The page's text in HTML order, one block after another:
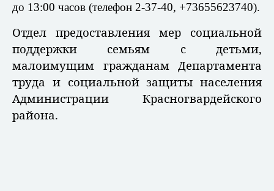
до 13:00 часов (телефон 2-37-40, +73655623740).
Отдел предоставления мер социальной
поддержки семьям с детьми,
малоимущим гражданам Департамента
труда и социальной защиты населения
Администрации Красногвардейского
района.